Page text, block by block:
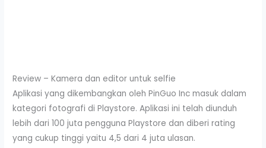
Review – Kamera dan editor untuk selfie
Aplikasi yang dikembangkan oleh PinGuo Inc masuk dalam
kategori fotografi di Playstore. Aplikasi ini telah diunduh
lebih dari 100 juta pengguna Playstore dan diberi rating
yang cukup tinggi yaitu 4,5 dari 4 juta ulasan.